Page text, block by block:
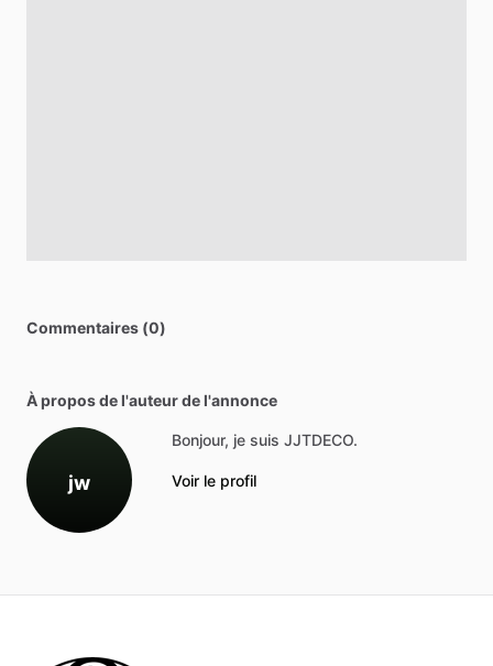
Commentaires (0)
À propos de l'auteur de l'annonce
jw
Bonjour, je suis JJTDECO.
Voir le profil